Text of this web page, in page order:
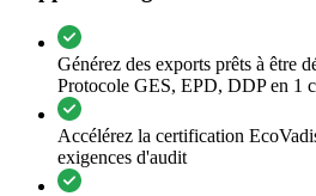
Générez des exports prêts à être
Protocole GES, EPD, DDP en 1
Accélérez la certification
exigences d'audit